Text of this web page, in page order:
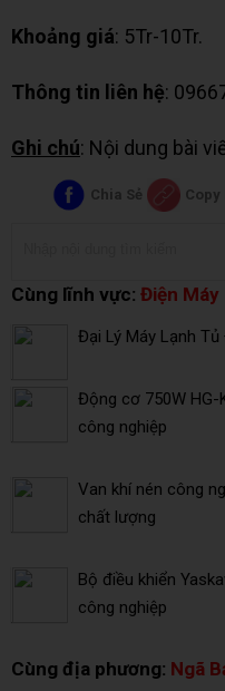
Khoảng giá: 5Tr-10Tr.
Thông tin liên hệ:
Ghi chú: Nội dung bài
Chia Sẻ Copy
Cùng lĩnh vực: Điện
Đại Lý Máy Lạnh Tủ
Động cơ 750W
công nghiệp
Van khí nén công
chất lượng
Bộ điều khiển
công nghiệp
Cùng địa phương: Ngã